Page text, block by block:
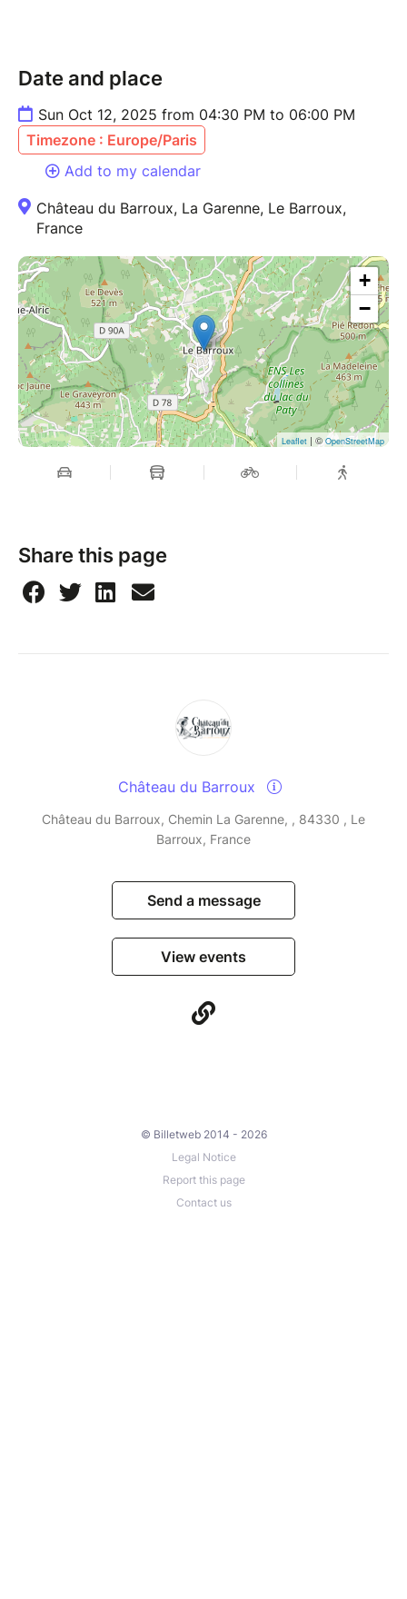
Date and place
Sun Oct 12, 2025 from 04:30 PM to 06:00 PM
Timezone : Europe/Paris
Add to my calendar
Château du Barroux, La Garenne, Le Barroux,
France
+
−
Leaflet | ©OpenStreetMap
Share this page
Château du Barroux
Château du Barroux, Chemin La Garenne, , 84330 , Le
Barroux, France
Send a message
View events
© Billetweb 2014 - 2026
Legal Notice
Report this page
Contact us